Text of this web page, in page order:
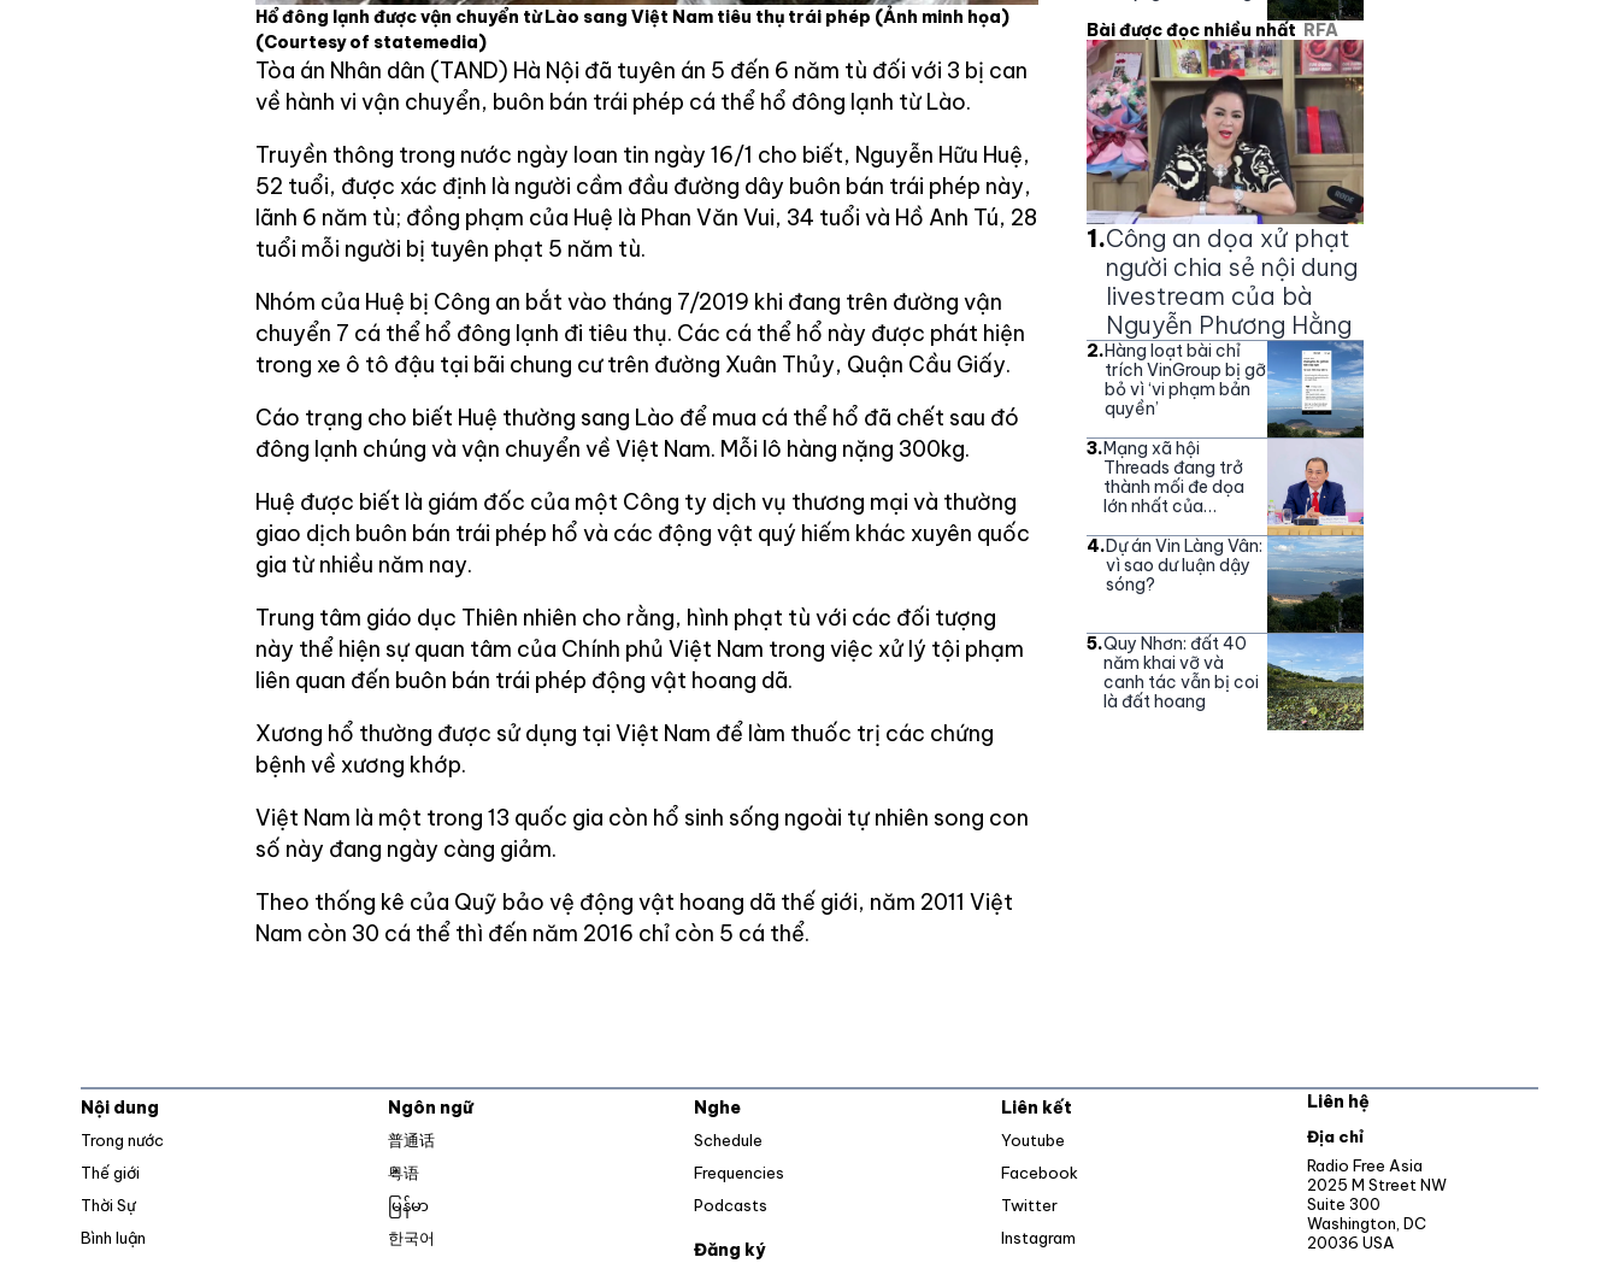
Hổ đông lạnh được vận chuyển từ Lào sang Việt Nam tiêu thụ trái phép (Ảnh minh họa)
(Courtesy of statemedia)
Tòa án Nhân dân (TAND) Hà Nội đã tuyên án 5 đến 6 năm tù đối với 3 bị can
về hành vi vận chuyển, buôn bán trái phép cá thể hổ đông lạnh từ Lào.
Truyền thông trong nước ngày loan tin ngày 16/1 cho biết, Nguyễn Hữu Huệ,
52 tuổi, được xác định là người cầm đầu đường dây buôn bán trái phép này,
lãnh 6 năm tù; đồng phạm của Huệ là Phan Văn Vui, 34 tuổi và Hồ Anh Tú, 28
tuổi mỗi người bị tuyên phạt 5 năm tù.
Nhóm của Huệ bị Công an bắt vào tháng 7/2019 khi đang trên đường vận
chuyển 7 cá thể hổ đông lạnh đi tiêu thụ. Các cá thể hổ này được phát hiện
trong xe ô tô đậu tại bãi chung cư trên đường Xuân Thủy, Quận Cầu Giấy.
Cáo trạng cho biết Huệ thường sang Lào để mua cá thể hổ đã chết sau đó
đông lạnh chúng và vận chuyển về Việt Nam. Mỗi lô hàng nặng 300kg.
Huệ được biết là giám đốc của một Công ty dịch vụ thương mại và thường
giao dịch buôn bán trái phép hổ và các động vật quý hiếm khác xuyên quốc
gia từ nhiều năm nay.
Trung tâm giáo dục Thiên nhiên cho rằng, hình phạt tù với các đối tượng
này thể hiện sự quan tâm của Chính phủ Việt Nam trong việc xử lý tội phạm
liên quan đến buôn bán trái phép động vật hoang dã.
Xương hổ thường được sử dụng tại Việt Nam để làm thuốc trị các chứng
bệnh về xương khớp.
Việt Nam là một trong 13 quốc gia còn hổ sinh sống ngoài tự nhiên song con
số này đang ngày càng giảm.
Theo thống kê của Quỹ bảo vệ động vật hoang dã thế giới, năm 2011 Việt
Nam còn 30 cá thể thì đến năm 2016 chỉ còn 5 cá thể.
Bài được đọc nhiều nhất RFA
1.Công an dọa xử phạt
người chia sẻ nội dung
livestream của bà
Nguyễn Phương Hằng
2.Hàng loạt bài chỉ
trích VinGroup bị gỡ
bỏ vì ‘vi phạm bản
quyền’
3.Mạng xã hội
Threads đang trở
thành mối đe dọa
lớn nhất của
4.Dự án Vin Làng Vân:
vì sao dư luận dậy
sóng?
5.Quy Nhơn: đất 40
năm khai vỡ và
canh tác vẫn bị coi
là đất hoang
Nội dung
Trong nước
Thế giới
Thời Sự
Bình luận
Ngôn ngữ
普通话
粤语
မြန်မာ
한국어
Nghe
Schedule
Frequencies
Podcasts
Đăng ký
Liên kết
Youtube
Facebook
Twitter
Instagram
Liên hệ
Địa chỉ
Radio Free Asia
2025 M Street NW
Suite 300
Washington, DC
20036 USA